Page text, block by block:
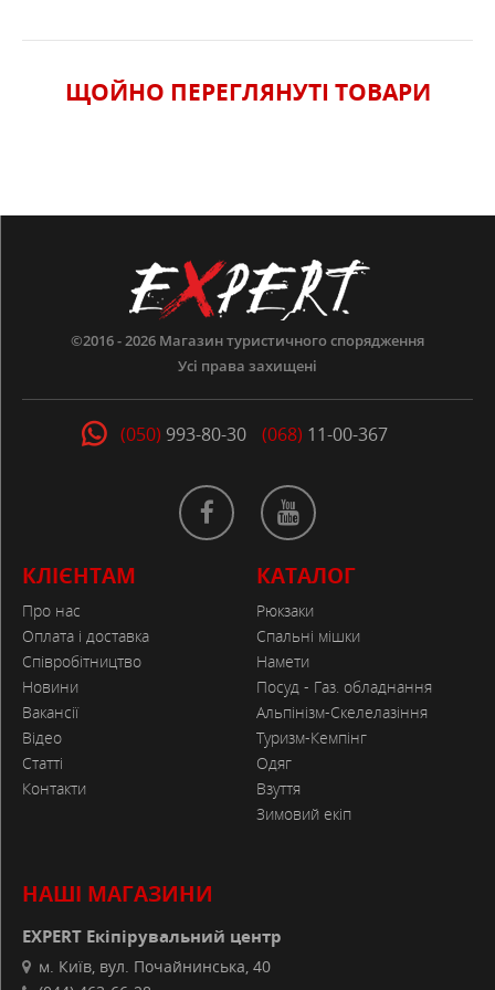
ЩОЙНО ПЕРЕГЛЯНУТI ТОВАРИ
©2016 - 2026 Магазин туристичного спорядження
Усі права захищені
(050) 993-80-30 (068) 11-00-367
КЛІЄНТАМ
Про нас
Оплата і доставка
Співробітництво
Новини
Вакансії
Відео
Статті
Контакти
КАТАЛОГ
Рюкзаки
Спальні мішки
Намети
Посуд - Газ. обладнання
Альпінізм-Скелелазіння
Туризм-Кемпінг
Одяг
Взуття
Зимовий екіп
НАШІ МАГАЗИНИ
EXPERT Екіпірувальний центр
м. Київ, вул. Почайнинська, 40